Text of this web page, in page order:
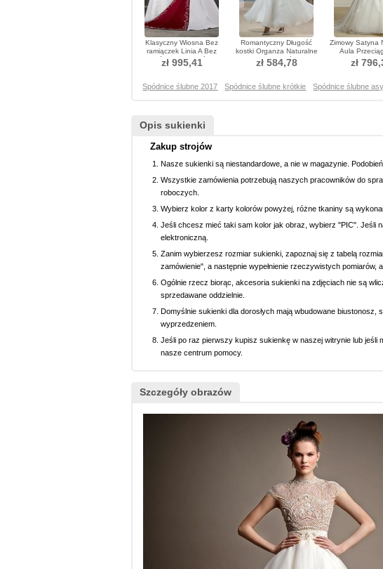
Klasyczny Wiosna Bez
ramiączek Linia A Bez
rękawów Sukienka ślubne
zł 995,41
Romantyczny Długość
kostki Organza Naturalne
talii Sukienka ślubne
zł 584,78
Zimowy Satyna
Aula
pociągu
zł
Spódnice ślubne 2017 Spódnice ślubne krótkie Spódnice ślubne
Opis sukienki
Zakup strojów
Nasze sukienki są niestandardowe, a nie w magazynie.
Wszystkie zamówienia potrzebują naszych pracowników do
roboczych.
Wybierz kolor z karty kolorów powyżej, różne tkaniny są
Jeśli chcesz mieć taki sam kolor jak obraz, wybierz "PIC". Jeśli
elektroniczną.
Zanim wybierzesz rozmiar sukienki, zapoznaj się z tabelą
zamówienie", a następnie wypełnienie rzeczywistych pomiarów,
Ogólnie rzecz biorąc, akcesoria sukienki na zdjęciach nie są
sprzedawane oddzielnie.
Domyślnie sukienki dla dorosłych mają wbudowane
wyprzedzeniem.
Jeśli po raz pierwszy kupisz sukienkę w naszej witrynie lub jeśli
nasze centrum pomocy.
Szczegóły obrazów